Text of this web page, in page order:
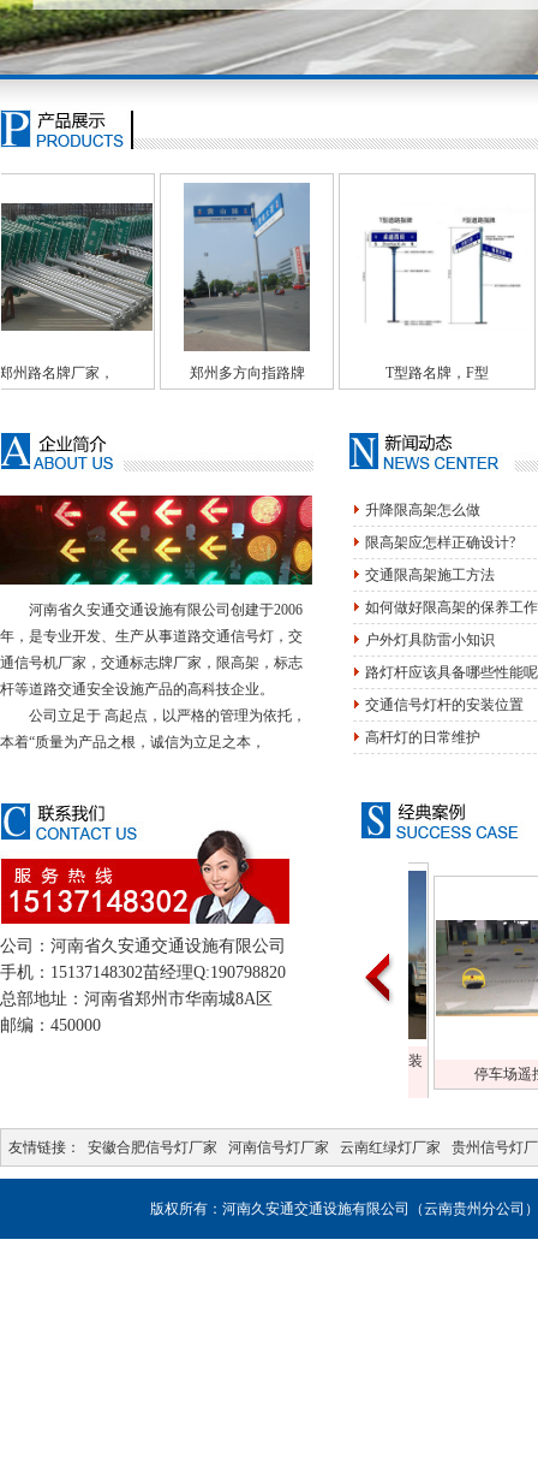
郑州多方向指路牌 T型路名牌，F型 交通标牌切
河南省久安通交通设施有限公司创建于2006
年，是专业开发、生产从事道路交通信号灯，交
通信号机厂家，交通标志牌厂家，限高架，标志
杆等道路交通安全设施产品的高科技企业。
公司立足于 高起点，以严格的管理为依托，
本着“质量为产品之根，诚信为立足之本，
升降限高架怎么做
限高架应怎样正确设计?
交通限高架施工方法
如何做好限高架的保养工
户外灯具防雷小知识
路灯杆应该具备哪些性能
交通信号灯杆的安装位置
高杆灯的日常维护
公司：河南省久安通交通设施有限公司
手机：15137148302苗经理Q:190798820
总部地址：河南省郑州市华南城8A区
邮编：450000
友情链接： 安徽合肥信号灯厂家 河南信号灯厂家 云南红绿灯厂家 贵州信号灯
版权所有：河南久安通交通设施有限公司（云南贵州分公司